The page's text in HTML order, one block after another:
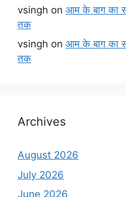
vsingh on आम के बाग का
तक
vsingh on आम के बाग का
तक
Archives
August 2026
July 2026
June 2026